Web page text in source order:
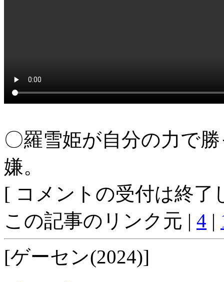
〇羅雪姫が自分の力で
嫌。
[ コメントの受付は終了
この記事のリンク元 | 4 |
[ゲーセン(2024)]